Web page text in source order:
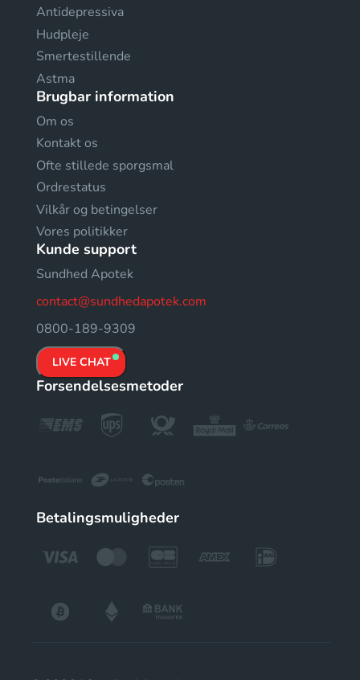
Antidepressiva
Hudpleje
Smertestillende
Astma
Brugbar information
Om os
Kontakt os
Ofte stillede sporgsmal
Ordrestatus
Vilkår og betingelser
Vores politikker
Kunde support
Sundhed Apotek
contact@sundhedapotek.com
0800-189-9309
LIVE CHAT
Forsendelsesmetoder
Betalingsmuligheder